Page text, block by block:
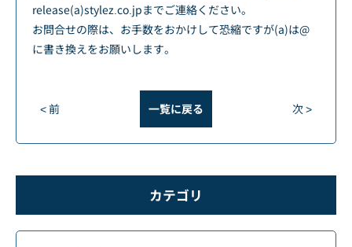
release(a)stylez.co.jpまでご連絡ください。
お問合せの際は、お手数をおかけして恐縮ですが(a)は@
に書き換えをお願いします。
< 前 一覧に戻る 次 >
カテゴリ